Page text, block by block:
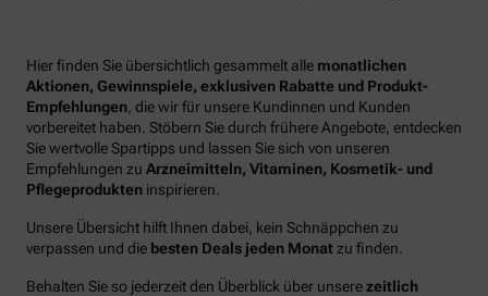
Hier finden Sie übersichtlich gesammelt alle monatlichen
Aktionen, Gewinnspiele, exklusiven Rabatte und Produkt-
Empfehlungen , die wir für unsere Kundinnen und Kunden
vorbereitet haben. Stöbern Sie durch frühere Angebote, entdecken
Sie wertvolle Spartipps und lassen Sie sich von unseren
Empfehlungen zu Arzneimitteln, Vitaminen, Kosmetik- und
Pflegeprodukten inspirieren.
Unsere Übersicht hilft Ihnen dabei, kein Schnäppchen zu
verpassen und die besten Deals jeden Monatzu finden.
Behalten Sie so jederzeit den Überblick über unserezeitlich